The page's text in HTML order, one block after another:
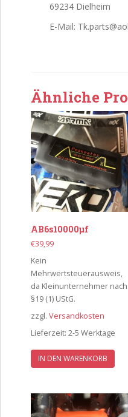
69234 Dielheim
E-Mail:
Ähnliche
AB6s10000µf
€39,99
Kein
Mehrwertsteuerausweis,
da Kleinunternehmer nach
§19 (1) UStG.
zzgl. Versandkosten
Lieferzeit: 2-5 Werktage
IN DEN WARENKORB